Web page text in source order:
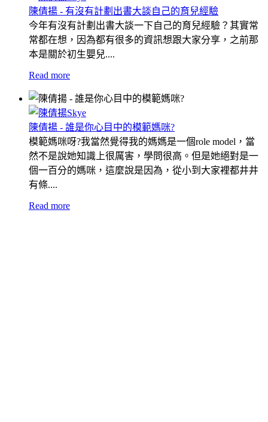
陳倩揚 - 有沒有計劃出書大談自己的育兒經驗
今年有沒有計劃出書大談一下自己的育兒經驗？其實常
常都在想，因為都有很多的資訊想跟大家分享，之前那
本是關於初生嬰兒....
Read more
陳倩揚 - 誰是你心目中的模範媽咪?
模範媽咪呀?我當然覺得我的媽媽是一個role model，當
然不是說她知識上很厲害，學問很高。但是她絕對是一
個一百分的媽咪，這麼說是因為，從小到大家裡都井井
有條....
Read more